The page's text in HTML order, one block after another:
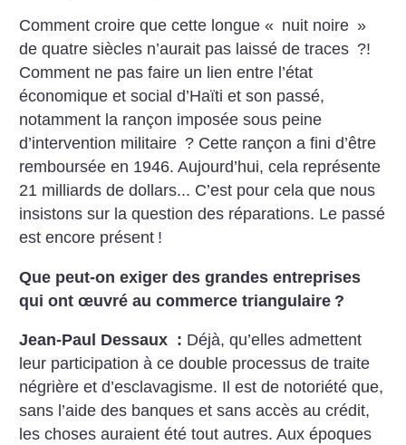
Comment croire que cette longue « nuit noire »
de quatre siècles n’aurait pas laissé de traces ?!
Comment ne pas faire un lien entre l’état
économique et social d’Haïti et son passé,
notamment la rançon imposée sous peine
d’intervention militaire ? Cette rançon a fini d’être
remboursée en 1946. Aujourd’hui, cela représente
21 milliards de dollars... C’est pour cela que nous
insistons sur la question des réparations. Le passé
est encore présent !
Que peut-on exiger des grandes entreprises
qui ont œuvré au commerce triangulaire ?
Jean-Paul Dessaux : Déjà, qu’elles admettent
leur participation à ce double processus de traite
négrière et d’esclavagisme. Il est de notoriété que,
sans l’aide des banques et sans accès au crédit,
les choses auraient été tout autres. Aux époques